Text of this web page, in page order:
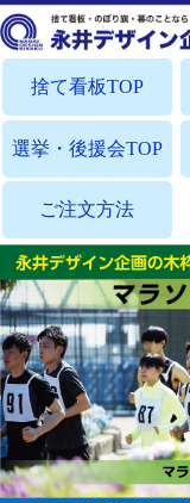
捨て看板TOP
選挙・後援会TOP
ご注文方法